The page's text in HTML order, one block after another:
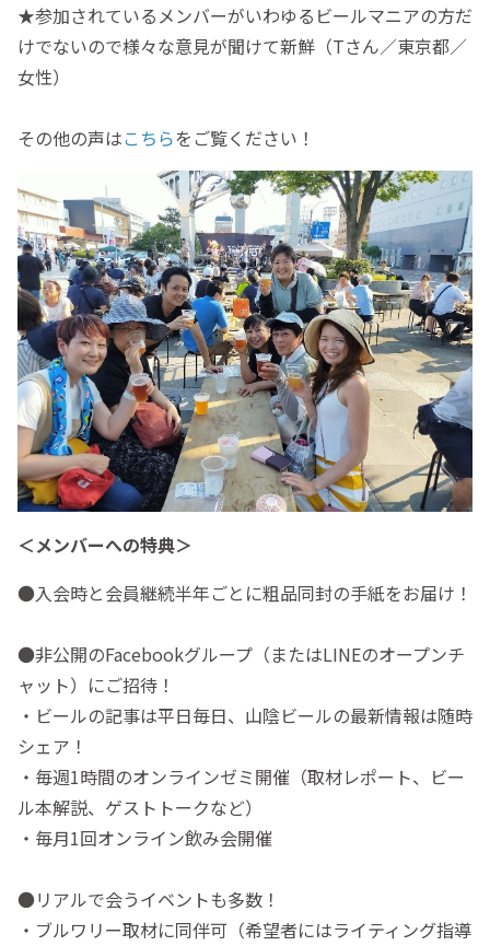
★参加されているメンバーがいわゆるビールマニアの方だ
けでないので様々な意見が聞けて新鮮（Tさん／東京都／
女性）
その他の声はこちらをご覧ください！
＜メンバーへの特典＞
●入会時と会員継続半年ごとに粗品同封の手紙をお届け！
●非公開のFacebookグループ（またはLINEのオープンチ
ャット）にご招待！
・ビールの記事は平日毎日、山陰ビールの最新情報は随時
シェア！
・毎週1時間のオンラインゼミ開催（取材レポート、ビー
ル本解説、ゲストトークなど）
・毎月1回オンライン飲み会開催
●リアルで会うイベントも多数！
・ブルワリー取材に同伴可（希望者にはライティング指導